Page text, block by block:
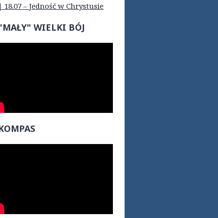
18.07 – Jedność w Chrystusie
WIELKI BÓJ